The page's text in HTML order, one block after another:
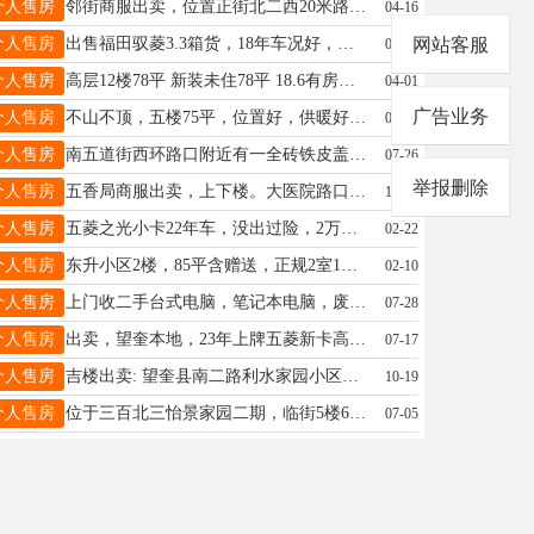
人售房 邻街商服出卖，位置正街北二西20米路南商服133平，价格24万，南北朝向通透格局，已装修独立上下水，手续全，电话15246526552 04-16
人售房 出售福田驭菱3.3箱货，18年车况好，电话13351252935 06-08
人售房 高层12楼78平 新装未住78平 18.6有房照 随时过户 ☎️19845546067 04-01
人售房 不山不顶，五楼75平，位置好，供暖好，联系电话：13704558636 04-29
人售房 南五道街西环路口附近有一全砖铁皮盖平房出卖，面积96平米，交通便利，电话15546563384 07-26
人售房 五香局商服出卖，上下楼。大医院路口东位置好是做生意最好的选择。联系电话。18724377177 11-12
人售房 五菱之光小卡22年车，没出过险，2万，非诚勿扰，有意者联系18245539366 02-22
人售房 东升小区2楼，85平含赠送，正规2室1厅，不山不顶，三连门格局，全屋新换三层铝塑铝窗户，新盘10住联塑地热，整体新装修，黄金位置，下楼4小学，出门早市，18944555161 02-10
人售房 上门收二手台式电脑，笔记本电脑，废旧手机及各种电子产品，另出售二手台式电脑及各种配件，电话微信：15765265275687 07-28
人售房 出卖，望奎本地，23年上牌五菱新卡高配，2.6米长货斗，实表1.7万公里，保险到27年4月份。没怎么用。价格39800元，看车电话15145534634，非诚勿扰， 07-17
人售房 吉楼出卖: 望奎县南二路利水家园小区楼下商服67.42平出售。有需要请联系13555328422 10-19
人售房 位于三百北三怡景家园二期，临街5楼60多平，家电齐全，拎包入住，电话☎13763716554微信同步 07-05
网站客服
广告业务
举报删除